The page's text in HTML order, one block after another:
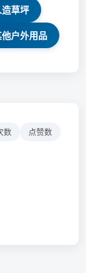
草坪
户外用品
数 点赞数